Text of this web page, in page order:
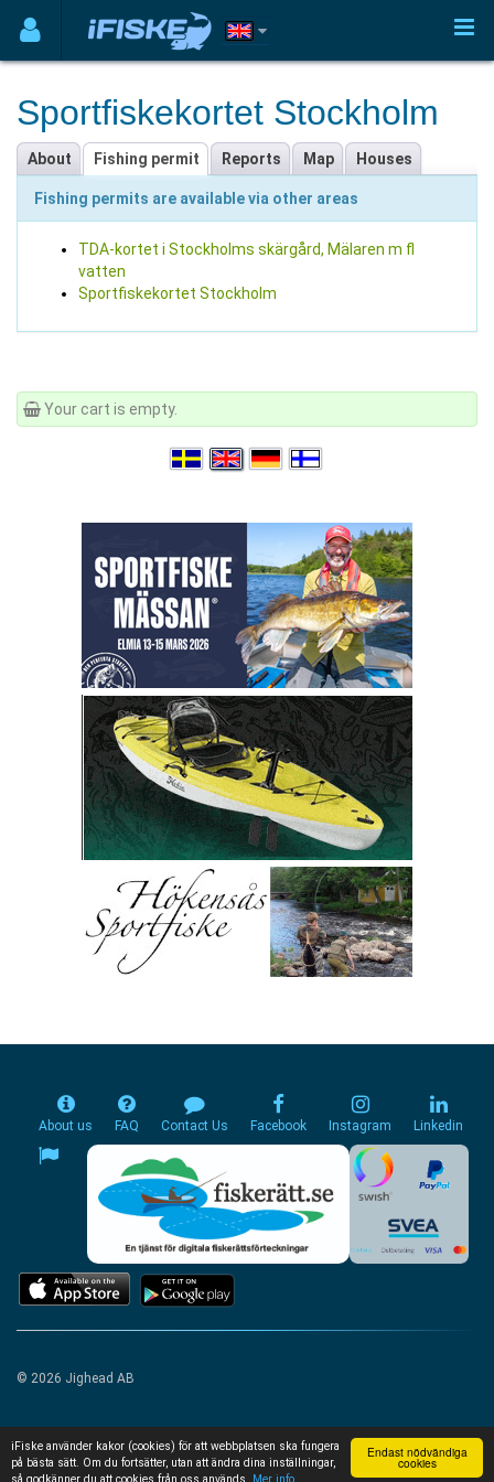
Endast nödvändiga
cookies
iFiske använder kakor (cookies) för att webbplatsen ska fungera
på bästa sätt. Om du fortsätter, utan att ändra dina inställningar,
så godkänner du att cookies från oss används.
Mer info...
Sportfiskekortet Stockholm
About Fishing permit Reports Map Houses
Fishing permits are available via other areas
TDA-kortet i Stockholms skärgård, Mälaren m fl
vatten
Sportfiskekortet Stockholm
Your cart is empty.
About us FAQ Contact Us Facebook Instagram Linkedin
© 2026 Jighead AB